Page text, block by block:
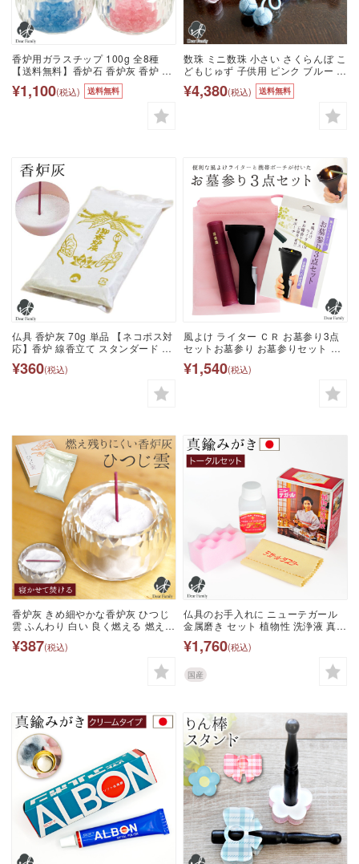
香炉用ガラスチップ 100g 全8種
【送料無料】香炉石 香炉灰 香炉 灰
仏具 仏壇 供養 お悔やみ お供え 消
耗品 49 四十九日 石 手元供養 供養
水子 便利 洗える 終活 レッド ピン
ク オレンジ イエロー ホワイト ブル
¥1,100(税込) 送料無料
数珠 ミニ数珠 小さい さくらんぼ こ
どもじゅず 子供用 ピンク ブルー お
子様 【送料無料】 ミニ 手元供養 水
子供養 お数珠 かわいい メモリアル
御守り 念珠 ブレスレット 仏教 思い
出 供養 じゅず 子供 ギフト 贈り物
¥4,380(税込) 送料無料
仏具 香炉灰 70g 単品 【ネコポス対
応】香炉 線香立て スタンダード 灰
え ミニ仏壇 小さな仏壇 お線香 お香
¥360(税込)
風よけ ライター ＣＲ お墓参り3点
セットお墓参り お墓参りセット お
便利 必需品 お供え お線香 お悔やみ
供養 風よけライター ポーチ ケース
手元供養 盆 彼岸 法要 49日 水子供
¥1,540(税込)
香炉灰 きめ細やかな香炉灰 ひつじ
雲 ふんわり 白い 良く燃える 燃え切
養 お悔やみ お供え 消耗品 49 四十
九日 手元供養 灰 パウダー 単品 細
¥387(税込)
仏具のお手入れに ニューテガール
金属磨き セット 植物性 洗浄液 真鍮
100cc クリーナー お手入れ用品 便
利 簡単 手入れ 仏具 お輪 掃除用品
掃除道具 国産 日本製
¥1,760(税込)
国産